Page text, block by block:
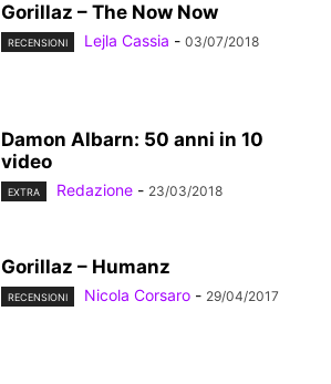
Gorillaz – The Now Now
RECENSIONI Lejla Cassia - 03/07/2018
Damon Albarn: 50 anni in 10
video
EXTRA Redazione - 23/03/2018
Gorillaz – Humanz
RECENSIONI Nicola Corsaro - 29/04/2017